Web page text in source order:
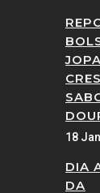
18
DIA
DA